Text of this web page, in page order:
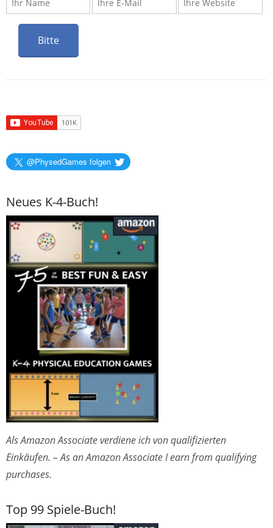
@PhysedGames folgen
Neues K-4-Buch!
Als Amazon Associate verdiene ich von qualifizierten
Einkäufen. – As an Amazon Associate I earn from qualifying
purchases.
Top 99 Spiele-Buch!